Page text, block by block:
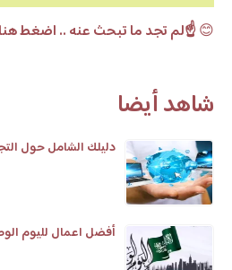
😊☝️لم تجد ما تبحث عنه .. اضغط
شاهد أيضا
دليلك الشامل حول
أفضل اعمال لليوم